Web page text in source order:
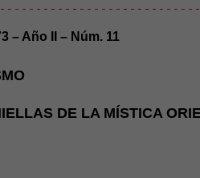
- - - - - - - - - - - - - - - - - - - - - - - - - -
– Año II – Núm. 11
DE LA MÍSTICA